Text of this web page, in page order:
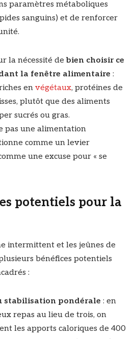
paramètres métaboliques
sanguins) et de renforcer
la nécessité debien choisir ce
la fenêtre alimentaire :
en végétaux, protéines de
plutôt que des aliments
sucrés ou gras.
pas une alimentation
comme un levier
une excuse pour « se
potentiels pour la
intermittent et les jeûnes de
bénéfices potentiels
:
stabilisation pondérale : en
repas au lieu de trois, on
les apports caloriques de 400